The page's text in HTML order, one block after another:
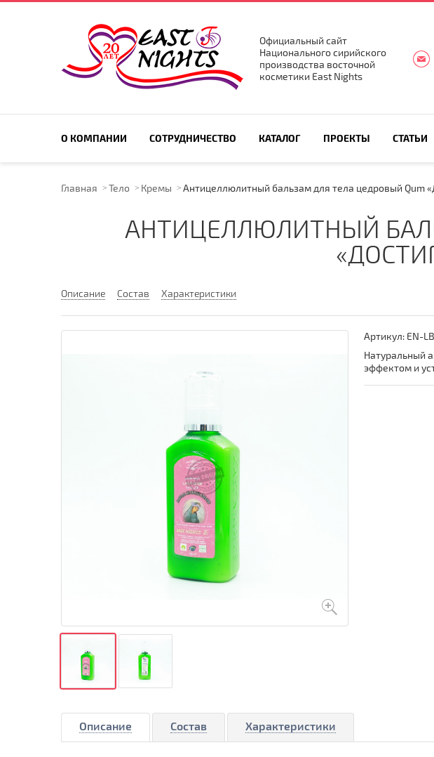
Официальный сайт
Национального сирийского
производства восточной
косметики East Nights
О КОМПАНИИ СОТРУДНИЧЕСТВО КАТАЛОГ ПРОЕКТЫ СТАТЬИ
ПОИСК ПО САЙТУ
Главная Тело Кремы Антицеллюлитный бальзам для тела цедровый Qum
АНТИЦЕЛЛЮЛИТНЫЙ
Описание Состав Характеристики
Артикул: EN-
Натуральный
эффектом и
Описание Состав Характеристики